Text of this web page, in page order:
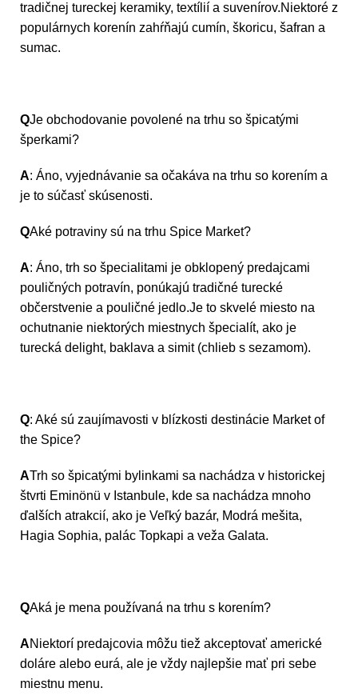
tradičnej tureckej keramiky, textílií a suvenírov.Niektoré z
populárnych korenín zahŕňajú cumín, škoricu, šafran a
sumac.
QJe obchodovanie povolené na trhu so špicatými
šperkami?
A: Áno, vyjednávanie sa očakáva na trhu so korením a
je to súčasť skúsenosti.
QAké potraviny sú na trhu Spice Market?
A: Áno, trh so špecialitami je obklopený predajcami
pouličných potravín, ponúkajú tradičné turecké
občerstvenie a pouličné jedlo.Je to skvelé miesto na
ochutnanie niektorých miestnych špecialít, ako je
turecká delight, baklava a simit (chlieb s sezamom).
Q: Aké sú zaujímavosti v blízkosti destinácie Market of
the Spice?
ATrh so špicatými bylinkami sa nachádza v historickej
štvrti Eminönü v Istanbule, kde sa nachádza mnoho
ďalších atrakcií, ako je Veľký bazár, Modrá mešita,
Hagia Sophia, palác Topkapi a veža Galata.
QAká je mena používaná na trhu s korením?
ANiektorí predajcovia môžu tiež akceptovať americké
doláre alebo eurá, ale je vždy najlepšie mať pri sebe
miestnu menu.